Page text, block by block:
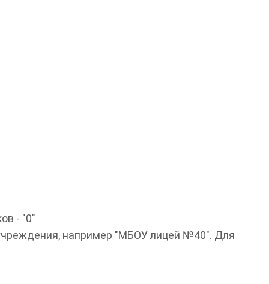
- "0"
например "МБОУ лицей №40". Для